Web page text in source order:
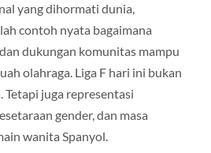
yang dihormati dunia,
contoh nyata bagaimana
dukungan komunitas mampu
olahraga. Liga F hari ini bukan
Tetapi juga representasi
gender, dan masa
wanita Spanyol.